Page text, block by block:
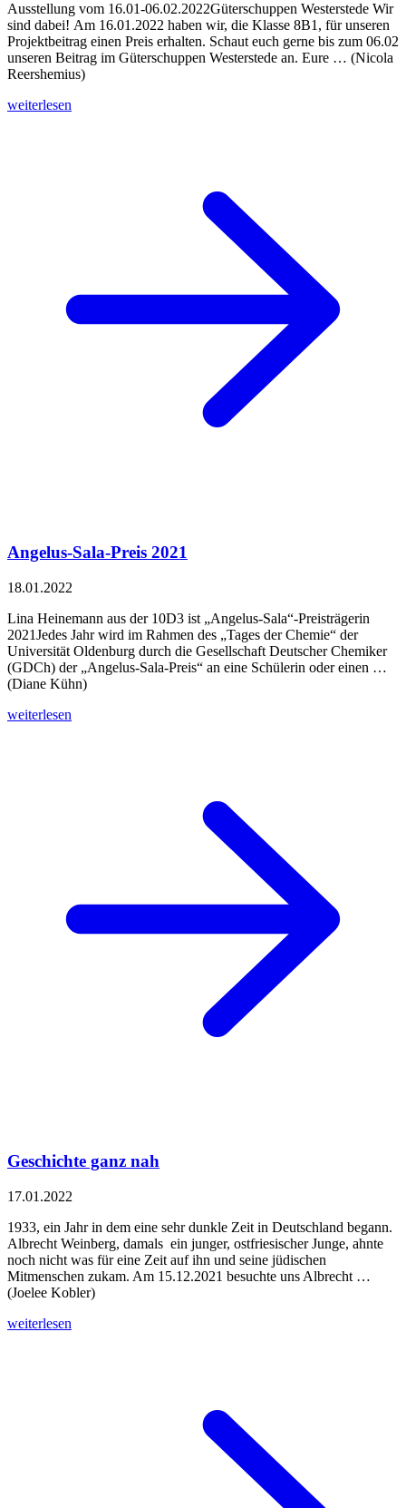
Ausstellung vom 16.01-06.02.2022Güterschuppen Westerstede Wir
sind dabei! Am 16.01.2022 haben wir, die Klasse 8B1, für unseren
Projektbeitrag einen Preis erhalten. Schaut euch gerne bis zum 06.02
unseren Beitrag im Güterschuppen Westerstede an. Eure … (Nicola
Reershemius)
weiterlesen
Angelus-Sala-Preis 2021
18.01.2022
Lina Heinemann aus der 10D3 ist „Angelus-Sala“-Preisträgerin
2021Jedes Jahr wird im Rahmen des „Tages der Chemie“ der
Universität Oldenburg durch die Gesellschaft Deutscher Chemiker
(GDCh) der „Angelus-Sala-Preis“ an eine Schülerin oder einen …
(Diane Kühn)
weiterlesen
Geschichte ganz nah
17.01.2022
1933, ein Jahr in dem eine sehr dunkle Zeit in Deutschland begann.
Albrecht Weinberg, damals ein junger, ostfriesischer Junge, ahnte
noch nicht was für eine Zeit auf ihn und seine jüdischen
Mitmenschen zukam. Am 15.12.2021 besuchte uns Albrecht …
(Joelee Kobler)
weiterlesen